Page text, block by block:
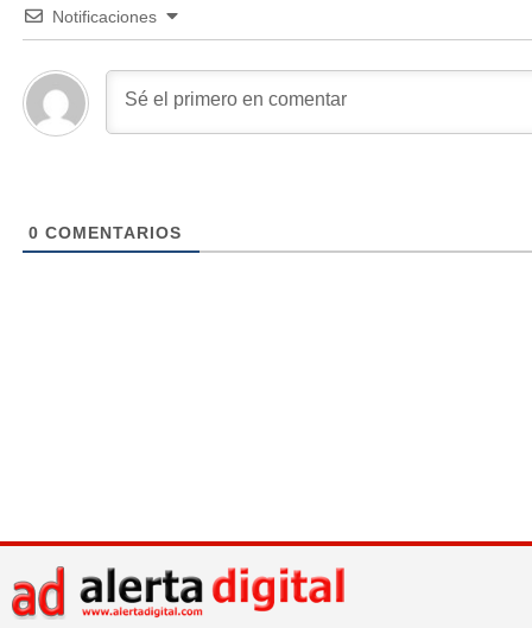
Notificaciones
0 COMENTARIOS